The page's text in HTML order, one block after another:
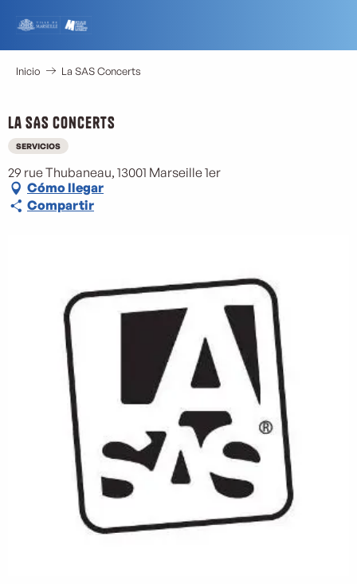
contenu
principal
Inicio La SAS Concerts
La SAS Concerts
SERVICIOS
29 rue Thubaneau, 13001 Marseille 1er
Cómo llegar
Compartir